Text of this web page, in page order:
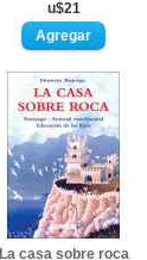
u$21
La casa sobre roca